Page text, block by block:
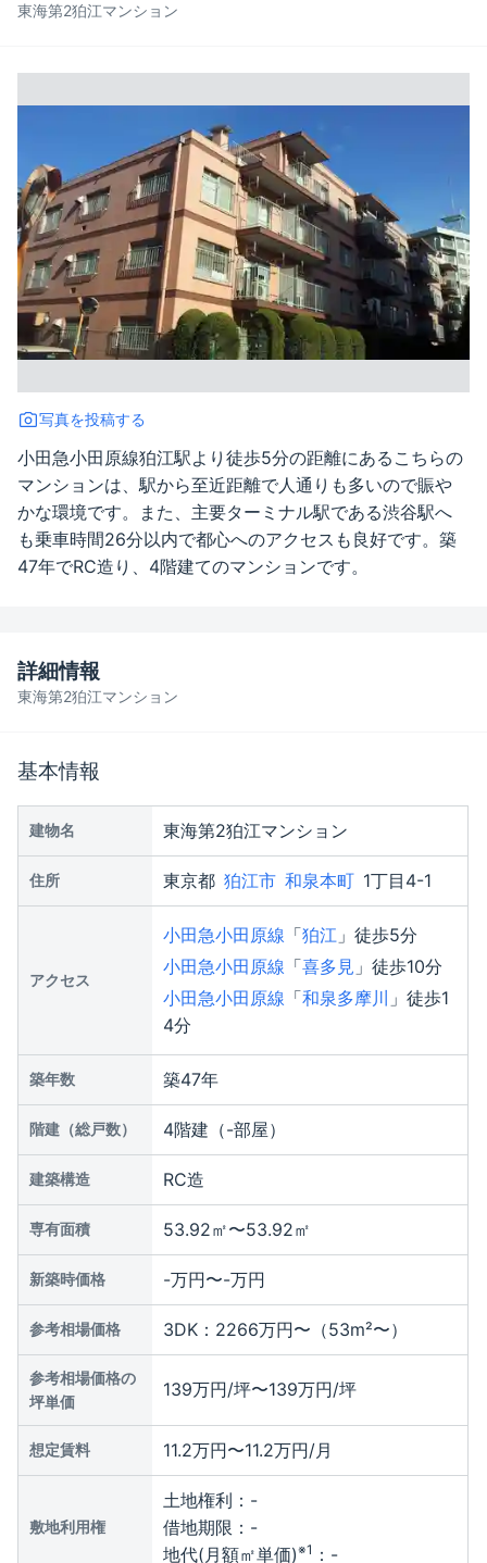
東海第2狛江マンション
写真を投稿する
小田急小田原線狛江駅より徒歩5分の距離にあるこちらの
マンションは、駅から至近距離で人通りも多いので賑や
かな環境です。また、主要ターミナル駅である渋谷駅へ
も乗車時間26分以内で都心へのアクセスも良好です。築
47年でRC造り、4階建てのマンションです。
東海第2狛江マンション
詳細情報
基本情報
建物名 東海第2狛江マンション
住所 東京都 狛江市 和泉本町 1丁目4-1
アクセス
小田急小田原線 「狛江 」徒歩5分
小田急小田原線 「喜多見 」徒歩10分
小田急小田原線 「和泉多摩川 」徒歩1
4分
築年数 築47年
階建（総戸数） 4階建（-部屋）
建築構造 RC造
専有面積 53.92㎡〜53.92㎡
新築時価格 -万円〜-万円
参考相場価格 3DK：2266万円〜（53m²〜）
参考相場価格の
坪単価
139万円/坪〜139万円/坪
想定賃料 11.2万円〜11.2万円/月
敷地利用権
土地権利： -
借地期限： -
地代(月額㎡単価)※1 ： -